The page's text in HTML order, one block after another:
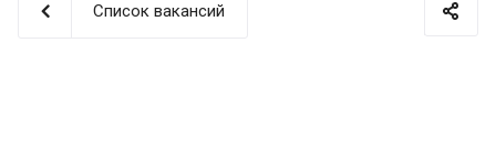
Список вакансий